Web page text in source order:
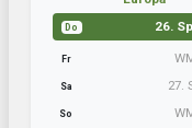
Do 26.
Fr
Sa 27.
So